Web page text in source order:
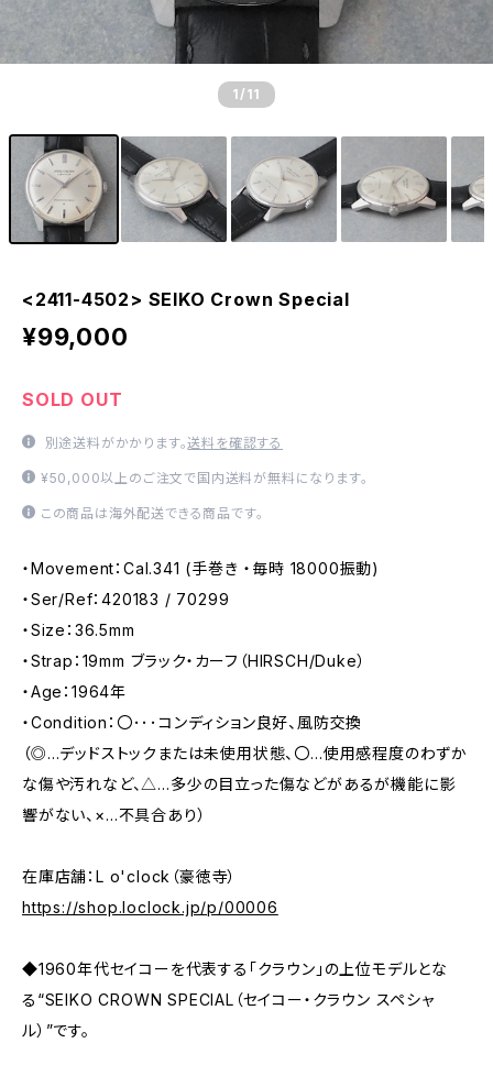
1 /11
<2411-4502> SEIKO Crown Special
¥99,000
SOLD OUT
別途送料がかかります。送料を確認する
¥50,000以上のご注文で国内送料が無料になります。
この商品は海外配送できる商品です。
・Movement：Cal.341 (手巻き ・毎時 18000振動)
・Ser/Ref：420183 / 70299
・Size：36.5mm
・Strap：19mm ブラック・カーフ（HIRSCH/Duke）
・Age：1964年
・Condition：〇･･･コンディション良好、風防交換
（◎…デッドストックまたは未使用状態、〇…使用感程度のわずか
な傷や汚れなど、△…多少の目立った傷などがあるが機能に影
響がない、×…不具合あり）
在庫店舗：L o'clock（豪徳寺）
https://shop.loclock.jp/p/00006
◆1960年代セイコーを代表する「クラウン」の上位モデルとな
る“SEIKO CROWN SPECIAL（セイコー・クラウン スペシャ
ル）”です。